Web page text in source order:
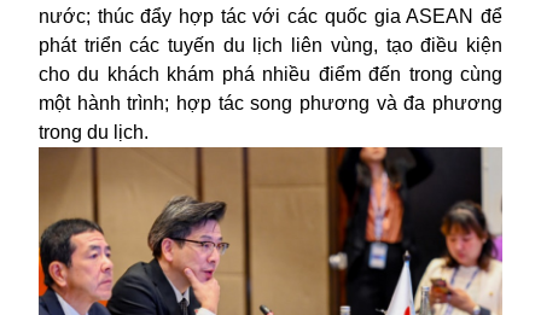
nước; thúc đẩy hợp tác với các quốc gia ASEAN để
phát triển các tuyến du lịch liên vùng, tạo điều kiện
cho du khách khám phá nhiều điểm đến trong cùng
một hành trình; hợp tác song phương và đa phương
trong du lịch.